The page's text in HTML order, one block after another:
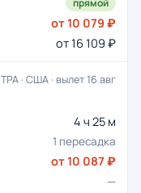
прямой
от 10 079 ₽
от 16 109 ₽
TPA · США · вылет 16 авг
4 ч 25 м
1 пересадка
от 10 087 ₽
—